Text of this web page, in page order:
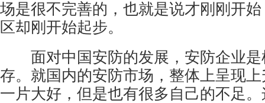
场是很不完善的，也就是说才刚刚开
区却刚开始起步。
面对中国安防的发展，安防企业是
存。就国内的安防市场，整体上呈现
一片大好，但是也有很多自己的不足